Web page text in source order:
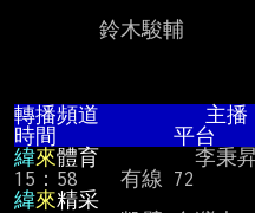
　　　鈴木駿
轉播頻道          主
時間           平
緯來體育
李秉
緯來精采